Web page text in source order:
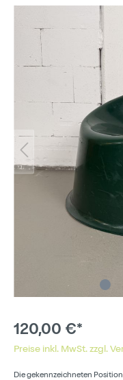
120,00 €*
Preise inkl. MwSt. zzgl.
Die gekennzeichneten